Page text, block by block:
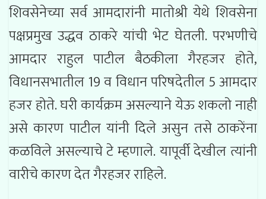
शिवसेनेच्या सर्व आमदारांनी मातोश्री येथे शिवसेना
पक्षप्रमुख उद्धव ठाकरे यांची भेट घेतली. परभणीचे
आमदार राहुल पाटील बैठकीला गैरहजर होते,
विधानसभातील 19 व विधान परिषदेतील 5 आमदार
हजर होते. घरी कार्यक्रम असल्याने येऊ शकलो नाही
असे कारण पाटील यांनी दिले असुन तसे ठाकरेंना
कळविले असल्याचे टे म्हणाले. यापूर्वी देखील त्यांनी
वारीचे कारण देत गैरहजर राहिले.